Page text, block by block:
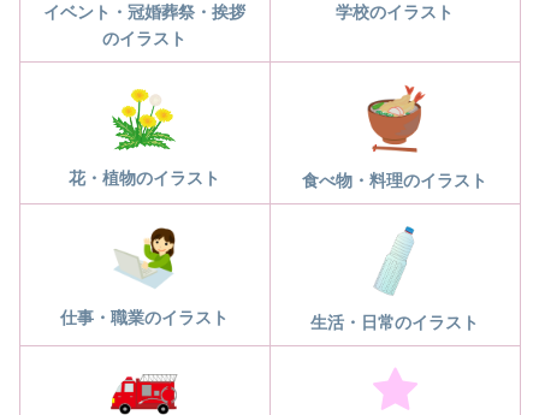
イベント・冠婚葬祭・挨拶
のイラスト
学校のイラスト
花・植物のイラスト 食べ物・料理のイラスト
仕事・職業のイラスト 生活・日常のイラスト